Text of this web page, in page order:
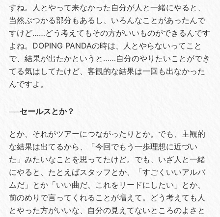
すね。人とやって来なかった自分が人と一緒にやると、
当然ぶつかる部分もあるし、いろんなことがあったんで
すけど……どう考えてもその方がいいものができるんです
よね。DOPING PANDAの時は、人とやらないってこと
で、結果が出たかというと……自分のやりたいことができ
てる気はしてたけど、客観的な結果は一回も出なかった
んですよ。
──セールスとか？
とか、それがツアーにつながったりとか。でも、主観的
な結果は出てるから、「今回でもう一歩理想に近づい
た」みたいなことを思ってたけど。でも、いざ人と一緒
にやると、たとえばスタッフとか、「すごくいいアルバ
ムだ」とか「いい曲だ、これをリードにしたい」とか、
前のめりで言ってくれることが増えて。どう考えても人
とやった方がいいな、自分の見えてないところのよさと